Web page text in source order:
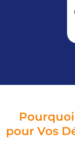
pour Vos